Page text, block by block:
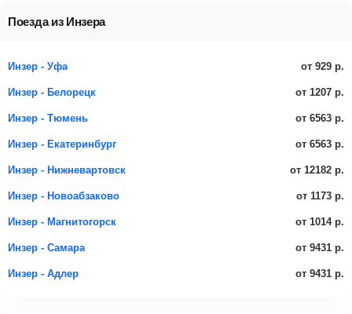
Поезда из Инзера
Инзер - Уфа от 929 р.
Инзер - Белорецк от 1207 р.
Инзер - Тюмень от 6563 р.
Инзер - Екатеринбург от 6563 р.
Инзер - Нижневартовск от 12182 р.
Инзер - Новоабзаково от 1173 р.
Инзер - Магнитогорск от 1014 р.
Инзер - Самара от 9431 р.
Инзер - Адлер от 9431 р.